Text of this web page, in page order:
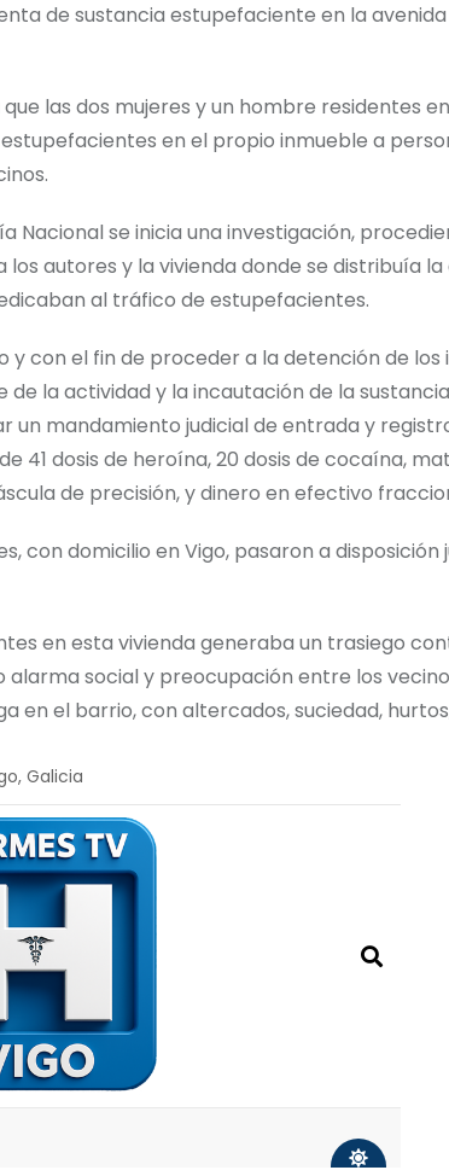
de sustancia estupefaciente en la
las dos mujeres y un hombre residentes
en el propio inmueble a
Nacional se inicia una investigación,
autores y la vivienda donde se distribuía
al tráfico de estupefacientes.
y con el fin de proceder a la detención de
de la actividad y la incautación de la
un mandamiento judicial de entrada y
41 dosis de heroína, 20 dosis de cocaína,
de precisión, y dinero en efectivo
con domicilio en Vigo, pasaron a
en esta vivienda generaba un trasiego
alarma social y preocupación entre los
en el barrio, con altercados, suciedad,